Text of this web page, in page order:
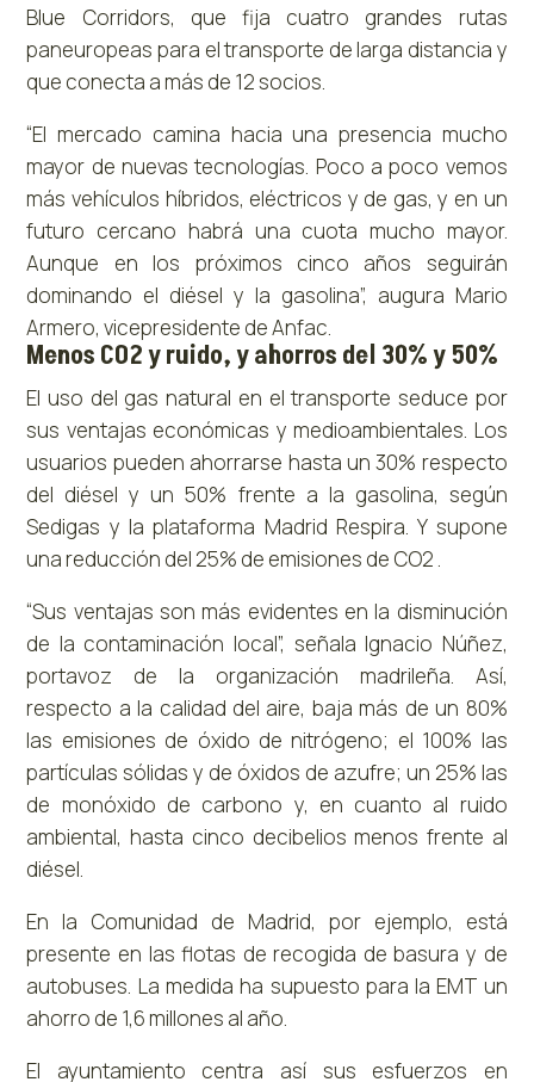
Blue Corridors, que fija cuatro grandes rutas
paneuropeas para el transporte de larga distancia y
que conecta a más de 12 socios.
“El mercado camina hacia una presencia mucho
mayor de nuevas tecnologías. Poco a poco vemos
más vehículos híbridos, eléctricos y de gas, y en un
futuro cercano habrá una cuota mucho mayor.
Aunque en los próximos cinco años seguirán
dominando el diésel y la gasolina”, augura Mario
Armero, vicepresidente de Anfac.
Menos CO2 y ruido, y ahorros del 30% y 50%
El uso del gas natural en el transporte seduce por
sus ventajas económicas y medioambientales. Los
usuarios pueden ahorrarse hasta un 30% respecto
del diésel y un 50% frente a la gasolina, según
Sedigas y la plataforma Madrid Respira. Y supone
una reducción del 25% de emisiones de CO2 .
“Sus ventajas son más evidentes en la disminución
de la contaminación local”, señala Ignacio Núñez,
portavoz de la organización madrileña. Así,
respecto a la calidad del aire, baja más de un 80%
las emisiones de óxido de nitrógeno; el 100% las
partículas sólidas y de óxidos de azufre; un 25% las
de monóxido de carbono y, en cuanto al ruido
ambiental, hasta cinco decibelios menos frente al
diésel.
En la Comunidad de Madrid, por ejemplo, está
presente en las flotas de recogida de basura y de
autobuses. La medida ha supuesto para la EMT un
ahorro de 1,6 millones al año.
El ayuntamiento centra así sus esfuerzos en